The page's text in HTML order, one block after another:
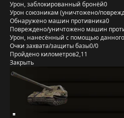
Урон, заблокированный бронёй0
Урон союзникам (уничтожено/
Обнаружено машин противника0
Повреждено/уничтожено машин
Урон, нанесённый с помощью данного
Очки захвата/защиты базы0/0
Пройдено километров2,11
Закрыть